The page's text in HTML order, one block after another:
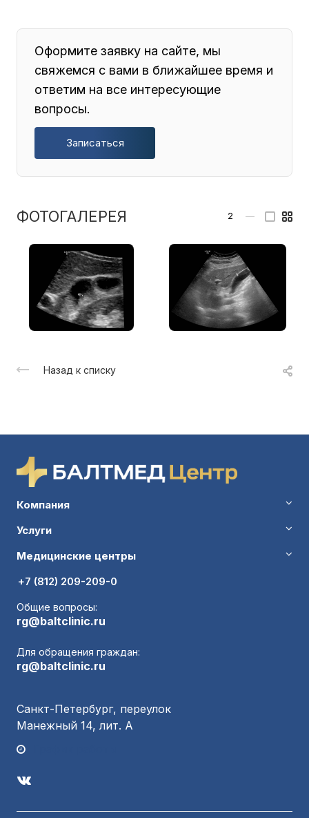
Оформите заявку на сайте, мы
свяжемся с вами в ближайшее время и
ответим на все интересующие
вопросы.
Записаться
ФОТОГАЛЕРЕЯ 2 —
Назад к списку
Компания
Услуги
Медицинские центры
+7 (812) 209-209-0
Общие вопросы:
rg@baltclinic.ru
Для обращения граждан:
rg@baltclinic.ru
Санкт-Петербург, переулок
Манежный 14, лит. А